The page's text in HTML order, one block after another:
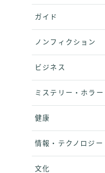
ガイド
ノンフィクション
ビジネス
ミステリー・ホラー
健康
情報・テクノロジー
文化